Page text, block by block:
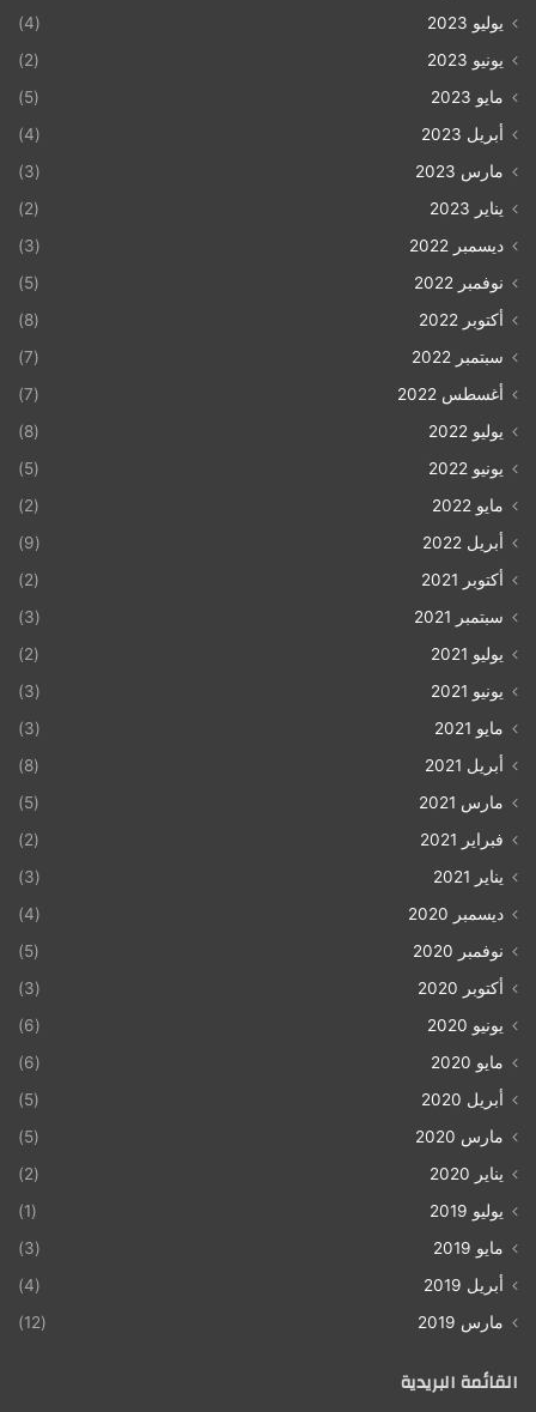
يوليو 2023
(4)
يونيو 2023
(2)
مايو 2023
(5)
أبريل 2023
(4)
مارس 2023
(3)
يناير 2023
(2)
ديسمبر 2022
(3)
نوفمبر 2022
(5)
أكتوبر 2022
(8)
سبتمبر 2022
(7)
أغسطس 2022
(7)
يوليو 2022
(8)
يونيو 2022
(5)
مايو 2022
(2)
أبريل 2022
(9)
أكتوبر 2021
(2)
سبتمبر 2021
(3)
يوليو 2021
(2)
يونيو 2021
(3)
مايو 2021
(3)
أبريل 2021
(8)
مارس 2021
(5)
فبراير 2021
(2)
يناير 2021
(3)
ديسمبر 2020
(4)
نوفمبر 2020
(5)
أكتوبر 2020
(3)
يونيو 2020
(6)
مايو 2020
(6)
أبريل 2020
(5)
مارس 2020
(5)
يناير 2020
(2)
يوليو 2019
(1)
مايو 2019
(3)
أبريل 2019
(4)
مارس 2019
(12)
القائمة البريدية